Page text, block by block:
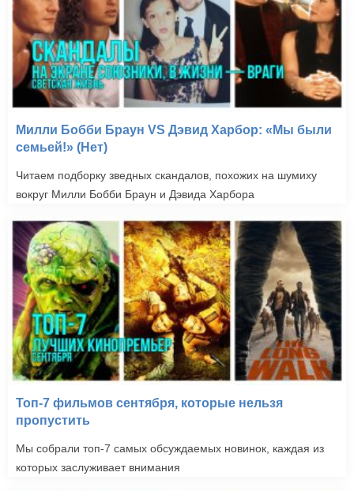
Милли Бобби Браун VS Дэвид Харбор: «Мы были
семьей!» (Нет)
Читаем подборку зведных скандалов, похожих на шумиху
вокруг Милли Бобби Браун и Дэвида Харбора
Топ-7 фильмов сентября, которые нельзя
пропустить
Мы собрали топ-7 самых обсуждаемых новинок, каждая из
которых заслуживает внимания